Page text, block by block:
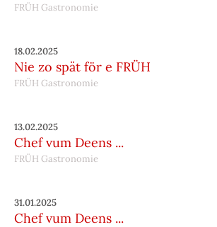
FRÜH Gastronomie
18.02.2025
Nie zo spät för e FRÜH
FRÜH Gastronomie
13.02.2025
Chef vum Deens ...
FRÜH Gastronomie
31.01.2025
Chef vum Deens ...